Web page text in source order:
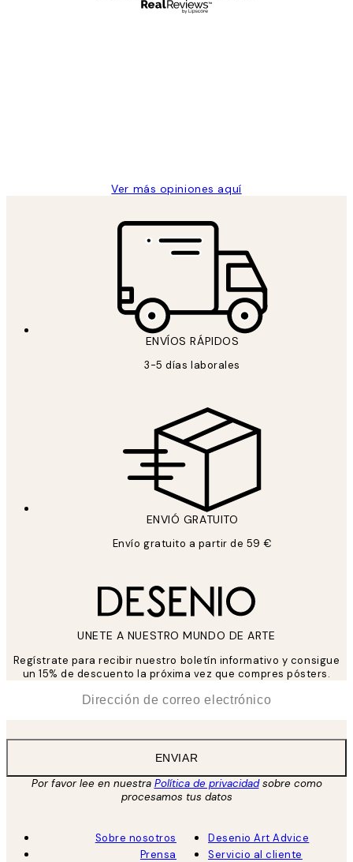
Ver más opiniones aquí
ENVÍOS RÁPIDOS
3-5 días laborales
ENVIÓ GRATUITO
Envío gratuito a partir de 59 €
UNETE A NUESTRO MUNDO DE ARTE
Regístrate para recibir nuestro boletín informativo y consigue
un 15% de descuento la próxima vez que compres pósters.
ENVIAR
Por favor lee en nuestra Política de privacidadsobre como
procesamos tus datos
Sobre nosotros
Prensa
Desenio Art Advice
Servicio al cliente